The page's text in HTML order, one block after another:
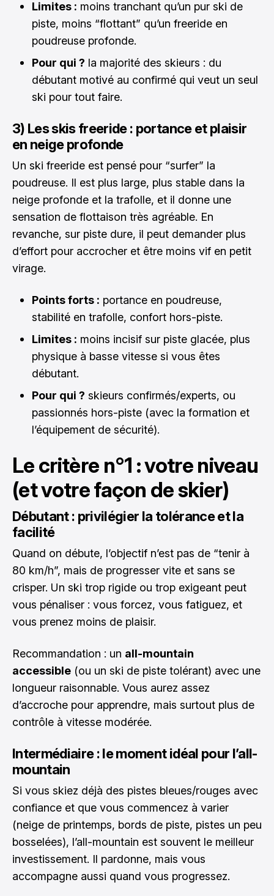
Limites : moins tranchant qu’un pur ski de
piste, moins “flottant” qu’un freeride en
poudreuse profonde.
Pour qui ? la majorité des skieurs : du
débutant motivé au confirmé qui veut un seul
ski pour tout faire.
3) Les skis freeride : portance et plaisir
en neige profonde
Un ski freeride est pensé pour “surfer” la
poudreuse. Il est plus large, plus stable dans la
neige profonde et la trafolle, et il donne une
sensation de flottaison très agréable. En
revanche, sur piste dure, il peut demander plus
d’effort pour accrocher et être moins vif en petit
virage.
Points forts : portance en poudreuse,
stabilité en trafolle, confort hors-piste.
Limites : moins incisif sur piste glacée, plus
physique à basse vitesse si vous êtes
débutant.
Pour qui ? skieurs confirmés/experts, ou
passionnés hors-piste (avec la formation et
l’équipement de sécurité).
Le critère n°1 : votre niveau
(et votre façon de skier)
Débutant : privilégier la tolérance et la
facilité
Quand on débute, l’objectif n’est pas de “tenir à
80 km/h”, mais de progresser vite et sans se
crisper. Un ski trop rigide ou trop exigeant peut
vous pénaliser : vous forcez, vous fatiguez, et
vous prenez moins de plaisir.
Recommandation : un all-mountain
accessible (ou un ski de piste tolérant) avec une
longueur raisonnable. Vous aurez assez
d’accroche pour apprendre, mais surtout plus de
contrôle à vitesse modérée.
Intermédiaire : le moment idéal pour l’all-
mountain
Si vous skiez déjà des pistes bleues/rouges avec
confiance et que vous commencez à varier
(neige de printemps, bords de piste, pistes un peu
bosselées), l’all-mountain est souvent le meilleur
investissement. Il pardonne, mais vous
accompagne aussi quand vous progressez.